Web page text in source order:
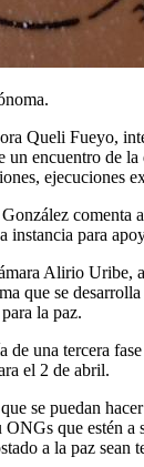
Queli Fueyo,
un encuentro de
ejecuciones
instancia para
Alirio Uribe,
que se
la paz.
de una tercera
el 2 de abril.
se puedan
que estén a
a la paz